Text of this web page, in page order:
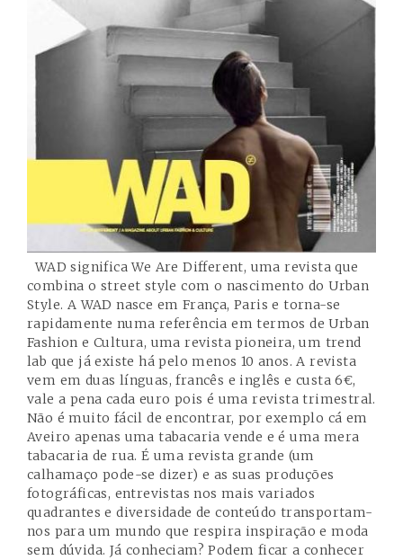
WAD significa We Are Different, uma revista que
combina o street style com o nascimento do Urban
Style. A WAD nasce em França, Paris e torna-se
rapidamente numa referência em termos de Urban
Fashion e Cultura, uma revista pioneira, um trend
lab que já existe há pelo menos 10 anos. A revista
vem em duas línguas, francês e inglês e custa 6€,
vale a pena cada euro pois é uma revista trimestral.
Não é muito fácil de encontrar, por exemplo cá em
Aveiro apenas uma tabacaria vende e é uma mera
tabacaria de rua. É uma revista grande (um
calhamaço pode-se dizer) e as suas produções
fotográficas, entrevistas nos mais variados
quadrantes e diversidade de conteúdo transportam-
nos para um mundo que respira inspiração e moda
sem dúvida. Já conheciam? Podem ficar a conhecer